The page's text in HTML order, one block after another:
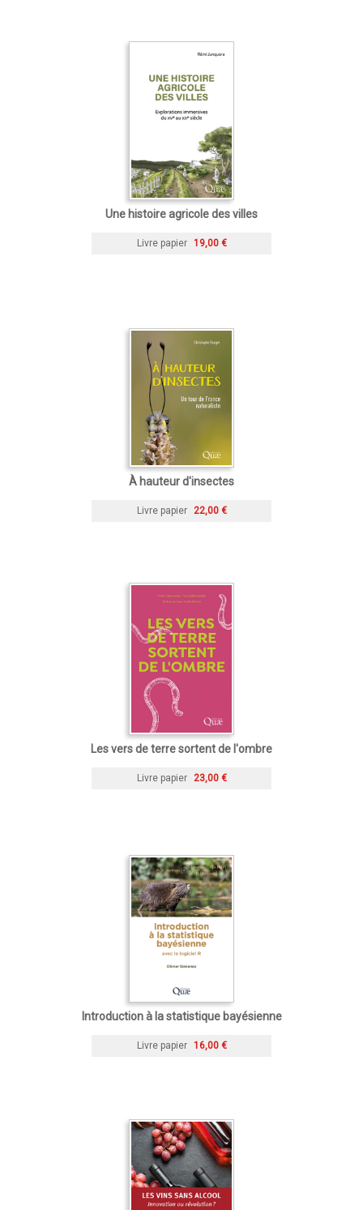
Une histoire agricole des villes
Livre papier 19,00 €
À hauteur d'insectes
Livre papier 22,00 €
Les vers de terre sortent de l'ombre
Livre papier 23,00 €
Introduction à la statistique bayésienne
Livre papier 16,00 €